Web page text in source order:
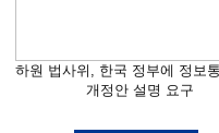
하원 법사위, 한국 정부에 정보
개정안 설명 요구